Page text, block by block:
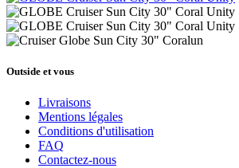
Outside et vous
Livraisons
Mentions légales
Conditions d'utilisation
FAQ
Contactez-nous